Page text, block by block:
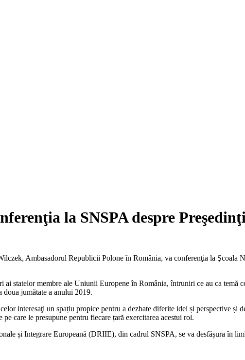
la SNSPA despre
Ambasadorul Republicii Polone în România, va conferenţia la Şcoala
ai statelor membre ale Uniunii Europene în România, întruniri ce au ca
doua jumătate a anului 2019.
interesaţi un spațiu propice pentru a dezbate diferite idei și perspective și
care le presupune pentru fiecare țară exercitarea acestui rol.
și Integrare Europeană (DRIIE), din cadrul SNSPA, se va desfășura în